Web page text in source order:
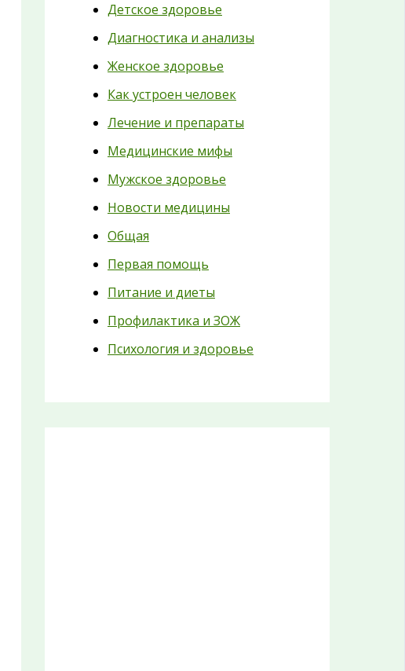
Детское здоровье
Диагностика и анализы
Женское здоровье
Как устроен человек
Лечение и препараты
Медицинские мифы
Мужское здоровье
Новости медицины
Общая
Первая помощь
Питание и диеты
Профилактика и ЗОЖ
Психология и здоровье